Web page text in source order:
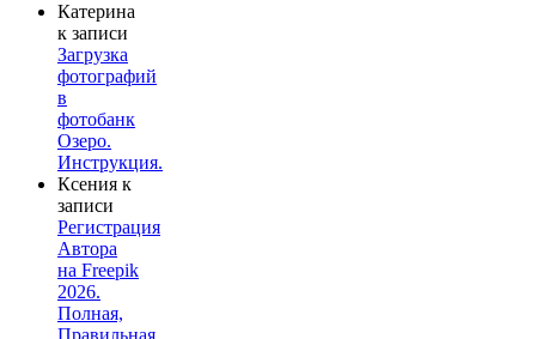
Катерина
к записи
Загрузка
фотографий
в
фотобанк
Озеро.
Инструкция.
Ксения к
записи
Регистрация
Автора
на Freepik
2026.
Полная,
Правильная,